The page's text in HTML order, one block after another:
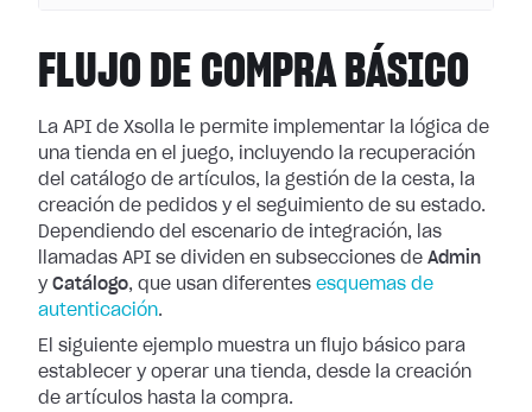
FLUJO DE COMPRA BÁSICO
La API de Xsolla le permite implementar la lógica de
una tienda en el juego, incluyendo la recuperación
del catálogo de artículos, la gestión de la cesta, la
creación de pedidos y el seguimiento de su estado.
Dependiendo del escenario de integración, las
llamadas API se dividen en subsecciones de Admin
y Catálogo, que usan diferentes esquemas de
autenticación.
El siguiente ejemplo muestra un flujo básico para
establecer y operar una tienda, desde la creación
de artículos hasta la compra.